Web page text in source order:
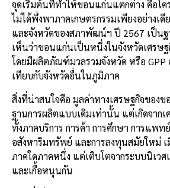
จุดเริ่มต้นที่ทำให้ขอนแก่นแตกต่าง คือโค
ไม่ได้พึ่งพาภาคเกษตรกรรมเพียงอย่างเ
และจังหวัดของสภาพัฒน์ฯ ปี 2567 เป็น
เห็นว่าขอนแก่นเป็นหนึ่งในจังหวัดเศรษ
โดยมีผลิตภัณฑ์มวลรวมจังหวัด หรือ GPP
เทียบกับจังหวัดอื่นในภูมิภาค
สิ่งที่น่าสนใจคือ มูลค่าทางเศรษฐกิจของข
ฐานการผลิตแบบเดิมเท่านั้น แต่เกิดจากเ
ทั้งภาคบริการ การค้า การศึกษา การแพท
อสังหาริมทรัพย์ และการลงทุนสมัยใหม่ เ
ภาคใดภาคหนึ่ง แต่เติบโตจากระบบนิเว
และเกื้อหนุนกัน